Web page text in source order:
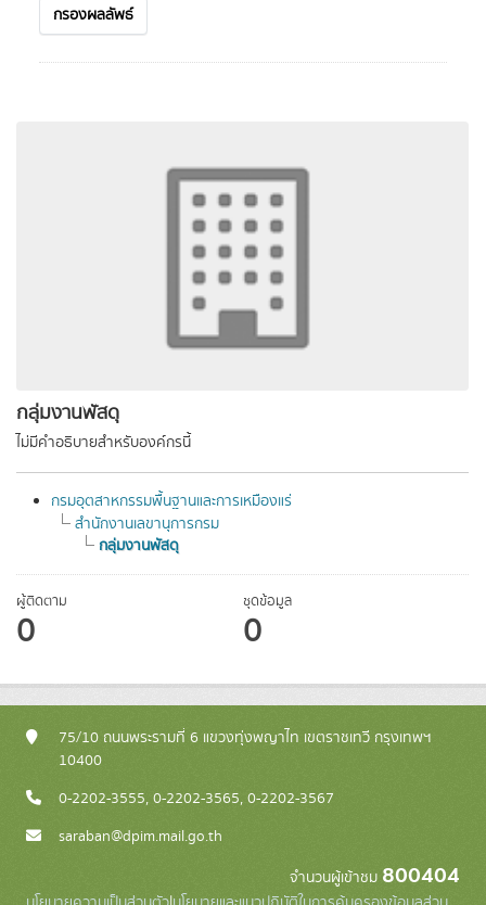
กลุ่มงานพัสดุ
ไม่มีคำอธิบายสำหรับองค์กรนี้
กรมอุตสาหกรรมพื้นฐานและการเหมืองแร่
สำนักงานเลขานุการกรม
กลุ่มงานพัสดุ
ผู้ติดตาม
0
ชุดข้อมูล
0
กรองผลลัพธ์
75/10 ถนนพระรามที่ 6 แขวงทุ่งพญาไท เขตราชเทวี กรุงเทพฯ
10400
0-2202-3555, 0-2202-3565, 0-2202-3567
saraban@dpim.mail.go.th
จำนวนผู้เข้าชม 800404